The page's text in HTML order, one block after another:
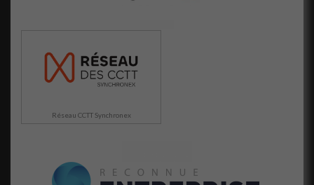
Réseau CCTT Synchronex